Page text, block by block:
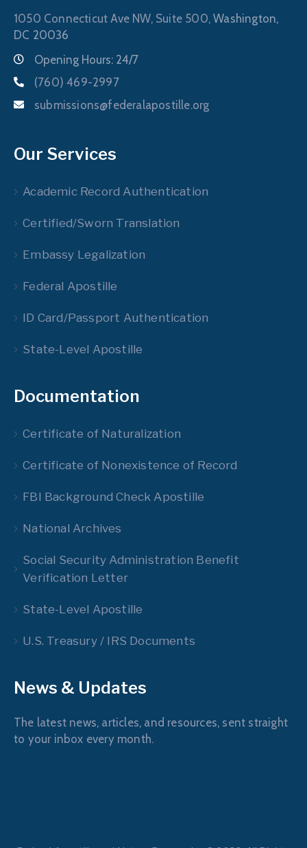
1050 Connecticut Ave NW, Suite 500,Washington,
DC 20036
Opening Hours: 24/7
(760) 469-2997
submissions@federalapostille.org
Our Services
Academic Record Authentication
Certified/Sworn Translation
Embassy Legalization
Federal Apostille
ID Card/Passport Authentication
State-Level Apostille
Documentation
Certificate of Naturalization
Certificate of Nonexistence of Record
FBI Background Check Apostille
National Archives
Social Security Administration Benefit
Verification Letter
State-Level Apostille
U.S. Treasury / IRS Documents
News & Updates
The latest news, articles, and resources, sent straight
to your inbox every month.